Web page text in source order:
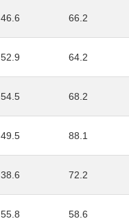
46.6 66.2
52.9 64.2
54.5 68.2
49.5 88.1
38.6 72.2
55.8 58.6